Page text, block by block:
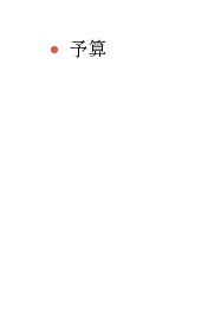
予算